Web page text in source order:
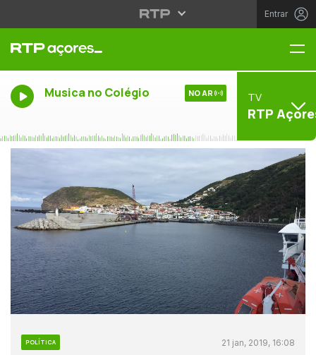
Entrar
Musica no Colégio NO AR TV
RTP
POLÍTICA 21 jan, 2019, 16:08